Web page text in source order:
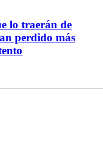
lo traerán de
perdido más